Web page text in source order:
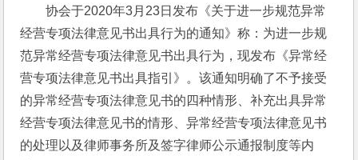
协会于2020年3月23日发布《关于进一步规范异常
经营专项法律意见书出具行为的通知》称：为进一步规
范异常经营专项法律意见书出具行为，现发布《异常经
营专项法律意见书出具指引》。该通知明确了不予接受
的异常经营专项法律意见书的四种情形、补充出具异常
经营专项法律意见书的情形、异常经营专项法律意见书
的处理以及律师事务所及签字律师公示通报制度等内